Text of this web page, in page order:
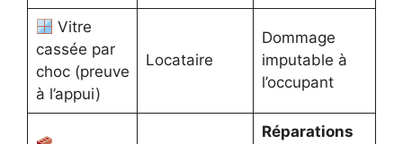
Vitre
cassée par
choc (preuve
à l’appui)
Locataire
Dommage
imputable à
l’occupant
Réparations